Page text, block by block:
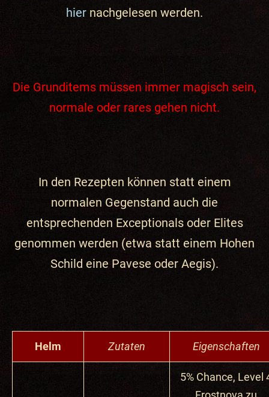
hier nachgelesen werden.
Die Grunditems müssen immer magisch sein,
normale oder rares gehen nicht.
In den Rezepten können statt einem
normalen Gegenstand auch die
entsprechenden Exceptionals oder Elites
genommen werden (etwa statt einem Hohen
Schild eine Pavese oder Aegis).
Helm Zutaten Eigenschaften
5% Chance, Level